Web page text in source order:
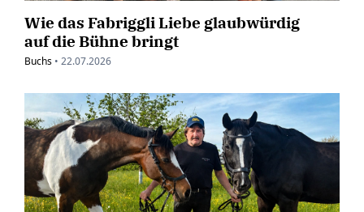
Wie das Fabriggli Liebe glaubwürdig
auf die Bühne bringt
Buchs • 22.07.2026